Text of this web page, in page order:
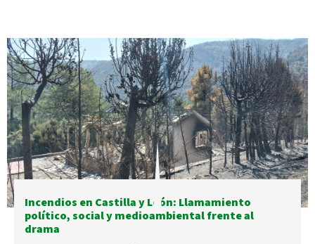
Incendios en Castilla y León: Llamamiento
político, social y medioambiental frente al
drama